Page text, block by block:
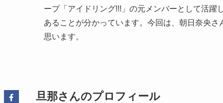
ープ「アイドリング!!!」の元メンバーとして活
あることが分かっています。今回は、朝日奈央
思います。
旦那さんのプロフィール